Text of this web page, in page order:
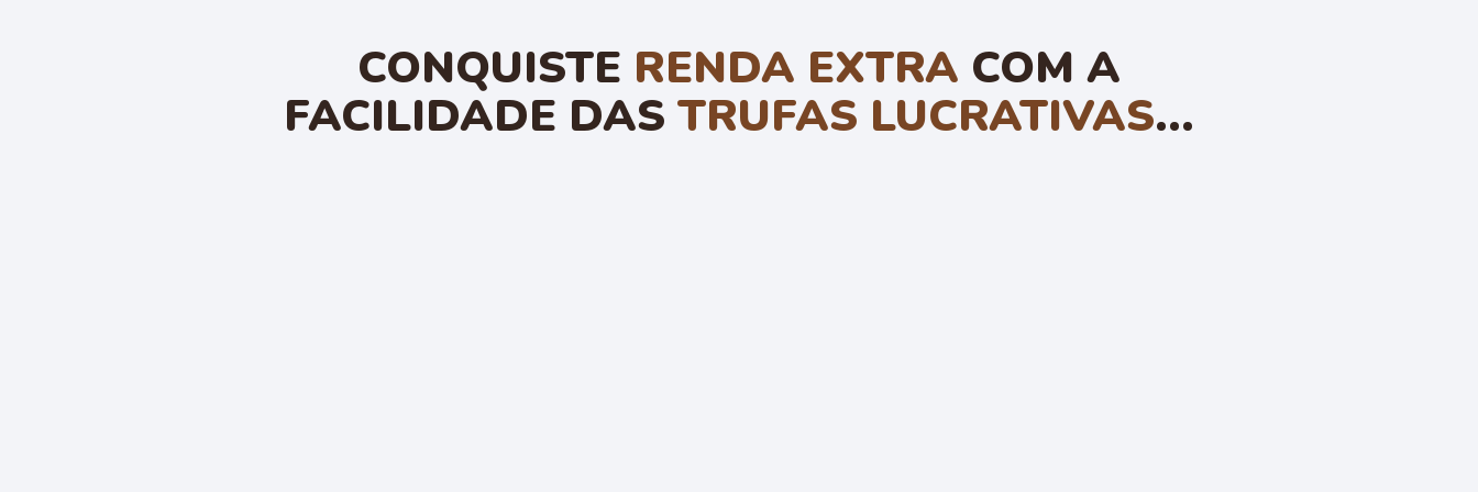
CONQUISTE RENDA EXTRA COM A
FACILIDADE DAS TRUFAS LUCRATIVAS...